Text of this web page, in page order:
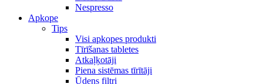
Nespresso
Apkope
Tips
Visi apkopes produkti
Tīrīšanas tabletes
Atkaļķotāji
Piena sistēmas tīrītāji
Ūdens filtri